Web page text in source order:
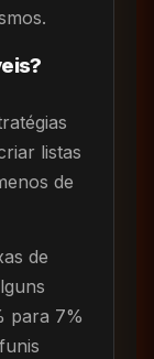
listas
de
de
para 7%